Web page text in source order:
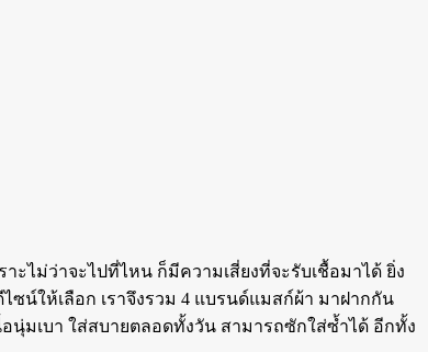
ไม่ว่าจะไปที่ไหน ก็มีความเสี่ยงที่จะรับเชื้อมาได้ ยิ่ง
น์ให้เลือก เราจึงรวม 4 แบรนด์แมสก์ผ้า มาฝากกัน
นุ่มเบา ใส่สบายตลอดทั้งวัน สามารถซักใส่ซ้ำได้ อีกทั้ง